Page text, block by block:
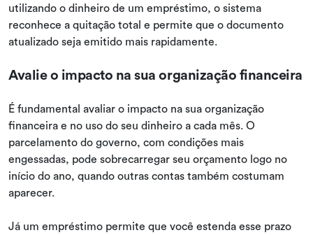
utilizando o dinheiro de um empréstimo, o sistema
reconhece a quitação total e permite que o documento
atualizado seja emitido mais rapidamente.
Avalie o impacto na sua organização financeira
É fundamental avaliar o impacto na sua organização
financeira e no uso do seu dinheiro a cada mês. O
parcelamento do governo, com condições mais
engessadas, pode sobrecarregar seu orçamento logo no
início do ano, quando outras contas também costumam
aparecer.
Já um empréstimo permite que você estenda esse prazo